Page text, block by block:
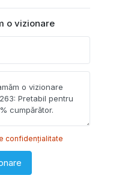
o vizionare
confidențialitate